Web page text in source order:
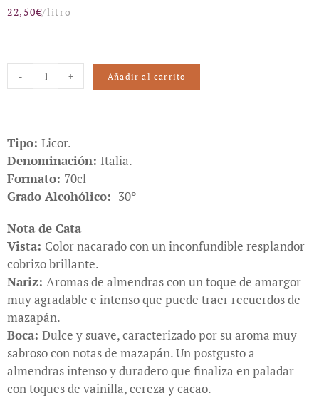
22,50€/litro
- + Añadir al carrito
Tipo: Licor.
Denominación: Italia.
Formato: 70cl
Grado Alcohólico: 30º
Nota de Cata
Vista: Color nacarado con un inconfundible resplandor
cobrizo brillante.
Nariz: Aromas de almendras con un toque de amargor
muy agradable e intenso que puede traer recuerdos de
mazapán.
Boca: Dulce y suave, caracterizado por su aroma muy
sabroso con notas de mazapán. Un postgusto a
almendras intenso y duradero que finaliza en paladar
con toques de vainilla, cereza y cacao.